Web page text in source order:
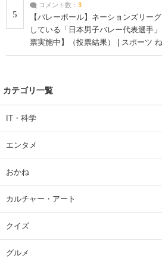
5
コメント数： 3
【バレーボール】ネーションズリー
している「日本男子バレー代表選手
票実施中】（投票結果） | スポーツ
カテゴリ一覧
IT・科学
エンタメ
おかね
カルチャー・アート
クイズ
グルメ